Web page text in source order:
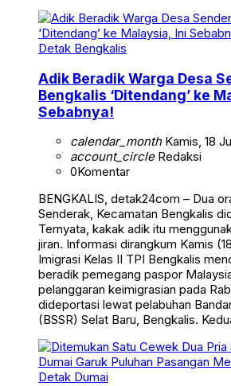
Detak Bengkalis
Adik Beradik Warga Desa
Bengkalis ‘Ditendang’ ke
Sebabnya!
calendar_monthKamis, 18
account_circleRedaksi
0Komentar
BENGKALIS, detak24com – Dua
Senderak, Kecamatan Bengkalis
Ternyata, kakak adik itu
jiran. Informasi dirangkum Kamis
Imigrasi Kelas II TPI Bengkalis
beradik pemegang paspor
pelanggaran keimigrasian pada
dideportasi lewat pelabuhan
(BSSR) Selat Baru, Bengkalis.
Detak Dumai